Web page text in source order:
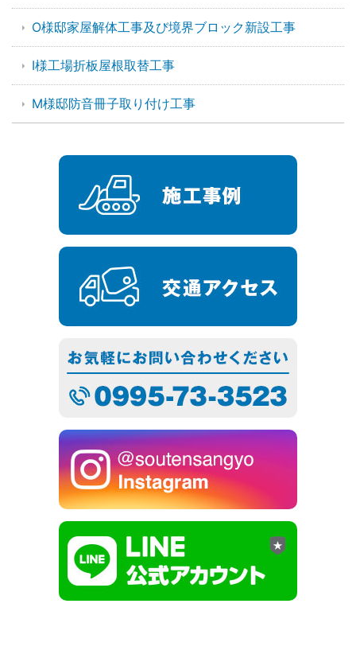
O様邸家屋解体工事及び境界ブロック新設工事
I様工場折板屋根取替工事
M様邸防音冊子取り付け工事